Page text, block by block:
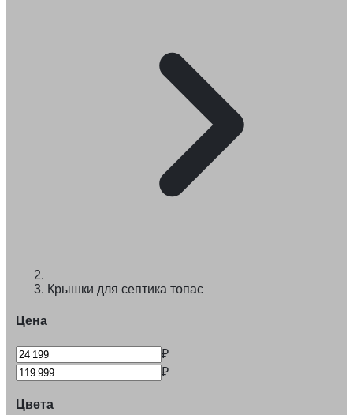
Крышки для септика топас
Цена
₽
₽
Цвета